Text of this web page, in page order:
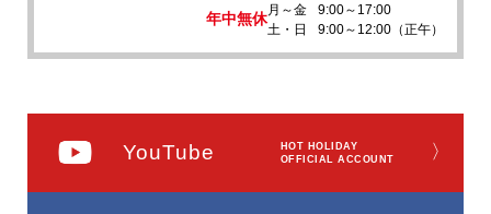
年中無休
月～金
9:00～17:00
土・日
9:00～12:00（正午）
YouTube
HOT HOLIDAY
OFFICIAL ACCOUNT
〉